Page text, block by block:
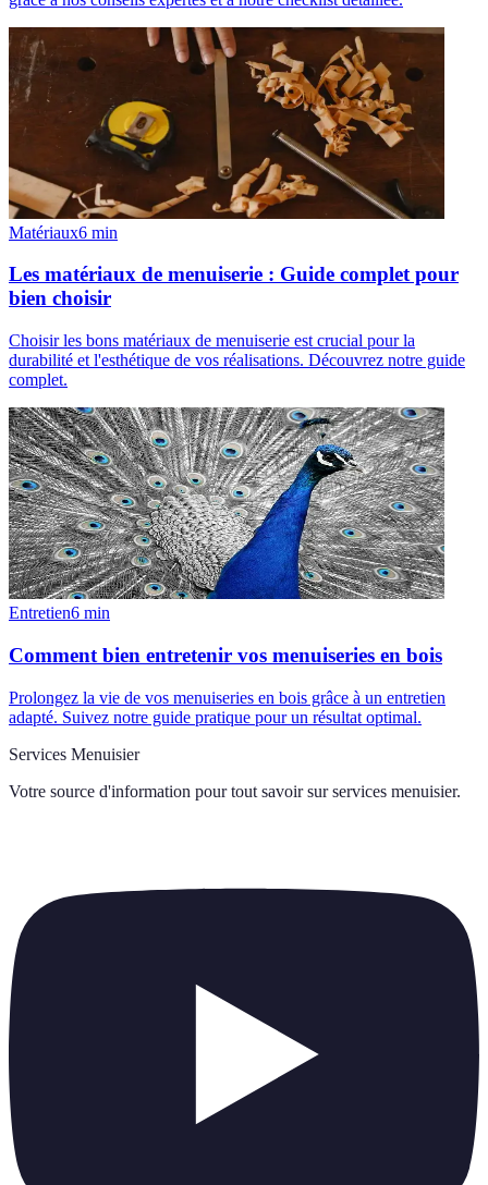
Matériaux6 min
Les matériaux de menuiserie : Guide complet pour
bien choisir
Choisir les bons matériaux de menuiserie est crucial pour la
durabilité et l'esthétique de vos réalisations. Découvrez notre guide
complet.
Entretien6 min
Comment bien entretenir vos menuiseries en bois
Prolongez la vie de vos menuiseries en bois grâce à un entretien
adapté. Suivez notre guide pratique pour un résultat optimal.
Services Menuisier
Votre source d'information pour tout savoir sur services menuisier.